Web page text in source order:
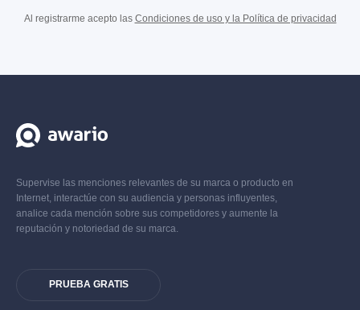
Al registrarme acepto las Condiciones de uso y la Política de privacidad
Supervise las menciones relevantes de su marca o producto en
Internet, interactúe con su audiencia y personas influyentes,
analice cada mención sobre sus competidores y aumente la
reputación y notoriedad de su marca.
PRUEBA GRATIS